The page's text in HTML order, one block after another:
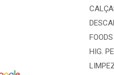
HIG.